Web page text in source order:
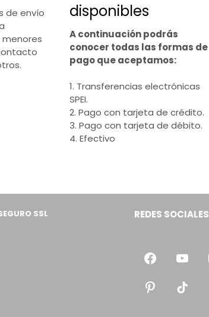
de envío
disponibles
A continuación podrás
conocer todas las formas de
pago que aceptamos:
1. Transferencias electrónicas
SPEI.
2. Pago con tarjeta de crédito.
3. Pago con tarjeta de débito.
4. Efectivo
SSL REDES SOCIALES